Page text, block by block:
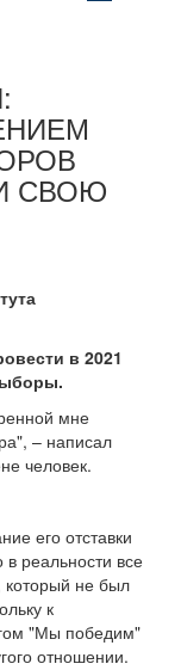
СВОЮ
в 2021
мне
– написал
человек.
его отставки
реальности все
который не был
к
"Мы победим"
отношении.